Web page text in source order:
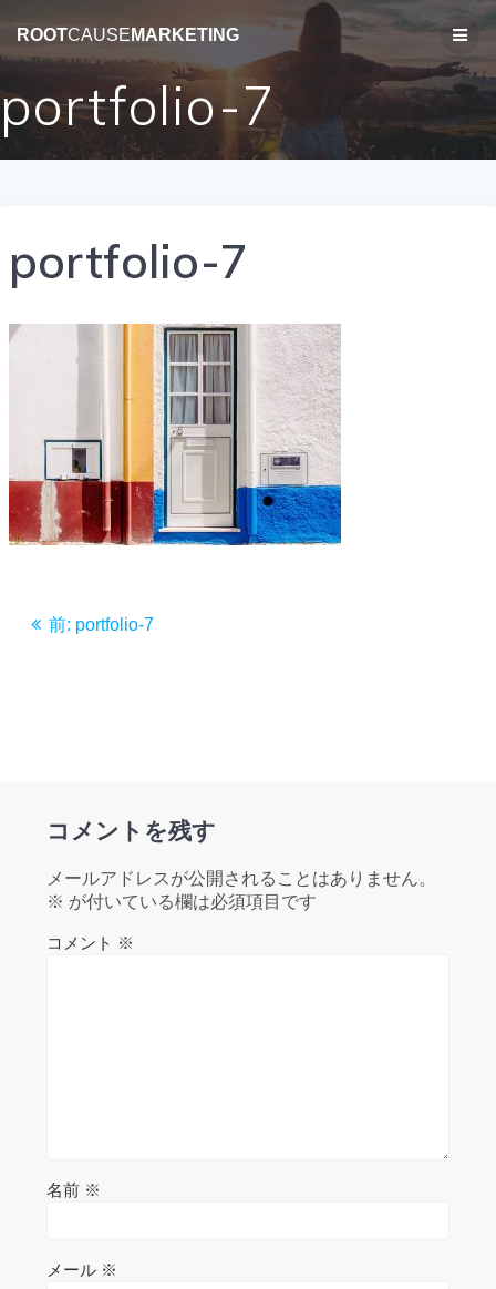
テ
ツ
へ
ス
ROOTCAUSE MARKETING
portfolio-7
portfolio-7
投 前: 前
portfolio-7
コメントを残す
メールアドレスが公開されることはありません。
※ が付いている欄は必須項目です
コメント ※
名前 ※
メール ※